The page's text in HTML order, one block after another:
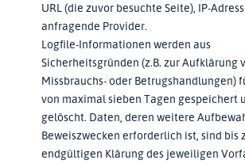
URL (die zuvor besuchte Seite), IP-
anfragende Provider.
Logfile-Informationen werden aus
Sicherheitsgründen (z.B. zur Aufklärung
Missbrauchs- oder Betrugshandlungen)
von maximal sieben Tagen gespeichert
gelöscht. Daten, deren weitere
Beweiszwecken erforderlich ist, sind bis
endgültigen Klärung des jeweiligen